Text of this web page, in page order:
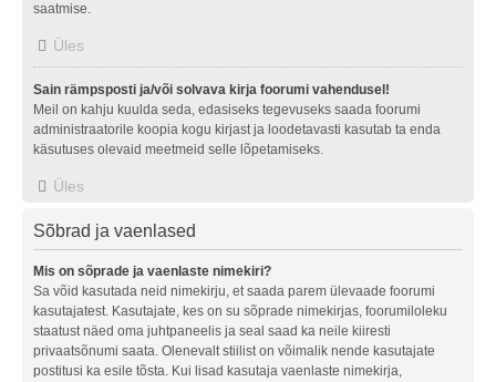
saatmise.
Üles
Sain rämpsposti ja/või solvava kirja foorumi vahendusel!
Meil on kahju kuulda seda, edasiseks tegevuseks saada foorumi
administraatorile koopia kogu kirjast ja loodetavasti kasutab ta enda
käsutuses olevaid meetmeid selle lõpetamiseks.
Üles
Sõbrad ja vaenlased
Mis on sõprade ja vaenlaste nimekiri?
Sa võid kasutada neid nimekirju, et saada parem ülevaade foorumi
kasutajatest. Kasutajate, kes on su sõprade nimekirjas, foorumiloleku
staatust näed oma juhtpaneelis ja seal saad ka neile kiiresti
privaatsõnumi saata. Olenevalt stiilist on võimalik nende kasutajate
postitusi ka esile tõsta. Kui lisad kasutaja vaenlaste nimekirja,